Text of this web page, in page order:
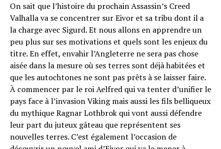
On sait que l’histoire du prochain Assassin’s Creed
Valhalla va se concentrer sur Eivor et sa tribu dont il a
la charge avec Sigurd. Et nous allons en apprendre un
peu plus sur ses motivations et quels sont les enjeux du
titre. En effet, envahir l’Angleterre ne sera pas chose
aisée dans la mesure où ses terres sont déjà habitées et
que les autochtones ne sont pas prêts à se laisser faire.
À commencer par le roi Aelfred qui va tenter d’unifier le
pays face à l’invasion Viking mais aussi les fils belliqueux
du mythique Ragnar Lothbrok qui vont aussi défendre
leur part du juteux gâteau que représentent ses
nouvelles terres. C’est également l’occasion de